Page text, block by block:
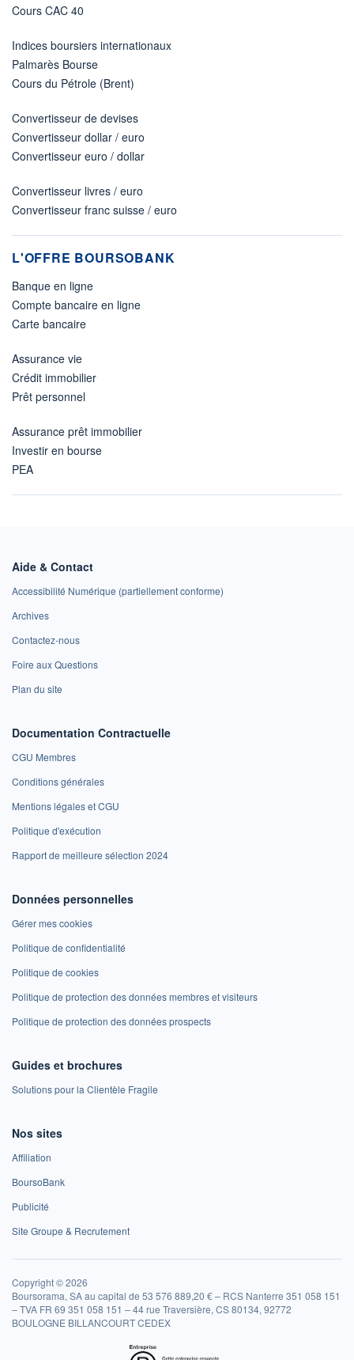
Cours CAC 40
Indices boursiers internationaux
Palmarès Bourse
Cours du Pétrole (Brent)
Convertisseur de devises
Convertisseur dollar / euro
Convertisseur euro / dollar
Convertisseur livres / euro
Convertisseur franc suisse / euro
L'OFFRE BOURSOBANK
Banque en ligne
Compte bancaire en ligne
Carte bancaire
Assurance vie
Crédit immobilier
Prêt personnel
Assurance prêt immobilier
Investir en bourse
PEA
Aide & Contact
Accessibilité Numérique (partiellement conforme)
Archives
Contactez-nous
Foire aux Questions
Plan du site
Documentation Contractuelle
CGU Membres
Conditions générales
Mentions légales et CGU
Politique d'exécution
Rapport de meilleure sélection 2024
Données personnelles
Gérer mes cookies
Politique de confidentialité
Politique de cookies
Politique de protection des données membres et visiteurs
Politique de protection des données prospects
Guides et brochures
Solutions pour la Clientèle Fragile
Nos sites
Affiliation
BoursoBank
Publicité
Site Groupe & Recrutement
Copyright © 2026
Boursorama, SA au capital de 53 576 889,20 € – RCS Nanterre 351 058 151
– TVA FR 69 351 058 151 – 44 rue Traversière, CS 80134, 92772
BOULOGNE BILLANCOURT CEDEX